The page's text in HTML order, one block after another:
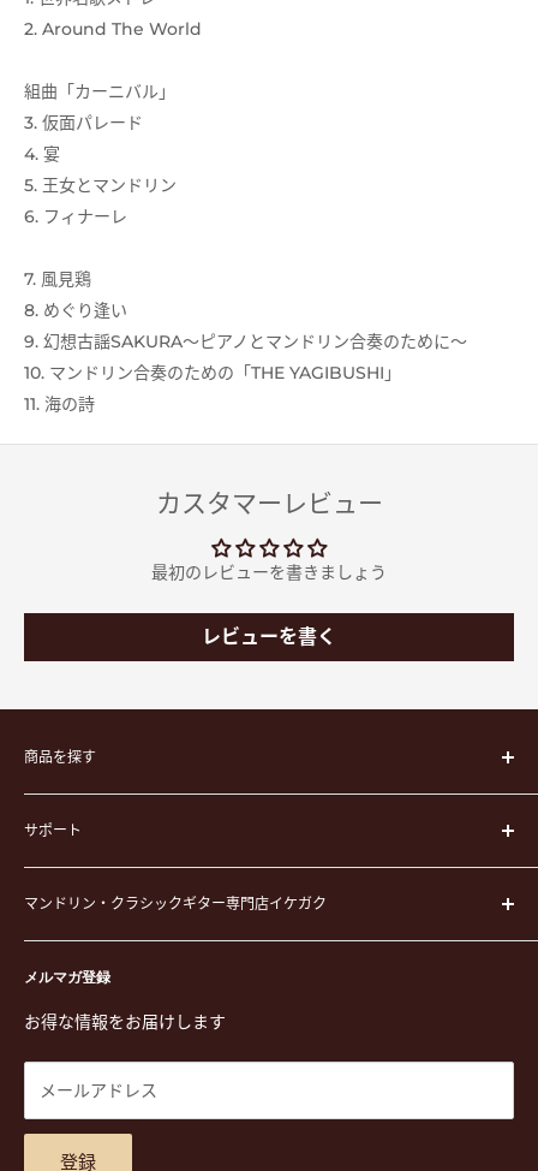
2. Around The World
組曲「カーニバル」
3. 仮面パレード
4. 宴
5. 王女とマンドリン
6. フィナーレ
7. 風見鶏
8. めぐり逢い
9. 幻想古謡SAKURA～ピアノとマンドリン合奏のために～
10. マンドリン合奏のための「THE YAGIBUSHI」
11. 海の詩
カスタマーレビュー
最初のレビューを書きましょう
レビューを書く
商品を探す
楽器
楽器ケース
弦
ピック
演奏用品
ステーショナリー&アクセサリー
楽譜
DVD
チケット
楽器レンタル
サポート
運営会社
イケガクについて
お買い物ガイド
特定商取引法に基づく表示
プライバシーポリシー
商品検索
お問合せ
アクセスマップ
メルマガ登録
お得な情報をお届けします
メールアドレス
登録
マンドリン・クラシックギター専門店イケガク
〒171-0021 東京都豊島区西池袋3-23-5 芦沢ビル2F
TEL. 03-5952-1391 / FAX. 03-5952-1392
営業時間 月-水,金,土 11:00-19:00 / 日,祝 11:00-18:00 (木曜定
休)